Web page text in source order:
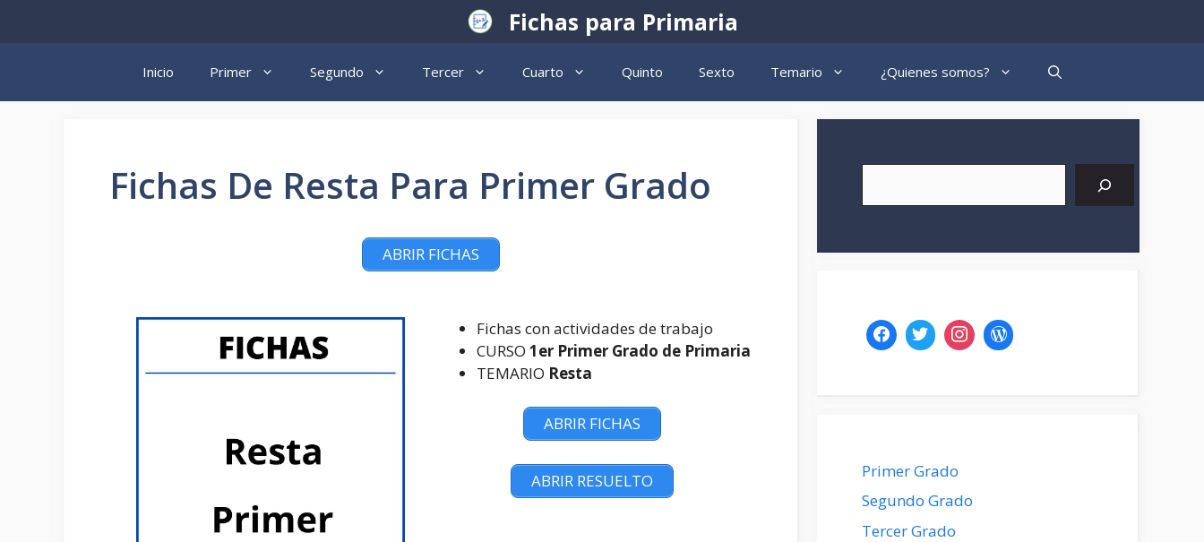
Fichas para Primaria
Inicio Primer Segundo Tercer Cuarto Quinto Sexto Temario ¿Quienes somos?
Fichas De Resta Para Primer Grado
ABRIR FICHAS
Fichas con actividades de trabajo
CURSO 1er Primer Grado de Primaria
TEMARIO Resta
ABRIR FICHAS
ABRIR RESUELTO
Primer Grado
Segundo Grado
Tercer Grado